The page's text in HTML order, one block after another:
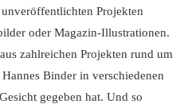
Projekten
oder Magazin-Illustrationen.
zahlreichen Projekten rund um
Binder in verschiedenen
gegeben hat. Und so